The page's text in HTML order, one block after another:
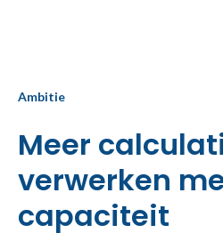
Ambitie
Meer
verwerken
capaciteit